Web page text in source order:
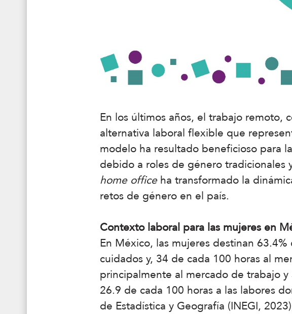
En los últimos años, el trabajo remoto,
alternativa laboral flexible que
modelo ha resultado beneficioso para
debido a roles de género tradicionales
home officeha transformado la
retos de género en el país.
Contexto laboral para las mujeres en
En México, las mujeres destinan
cuidados y, 34 de cada 100 horas al
principalmente al mercado de trabajo
26.9 de cada 100 horas a las labores
de Estadística y Geografía (INEGI,